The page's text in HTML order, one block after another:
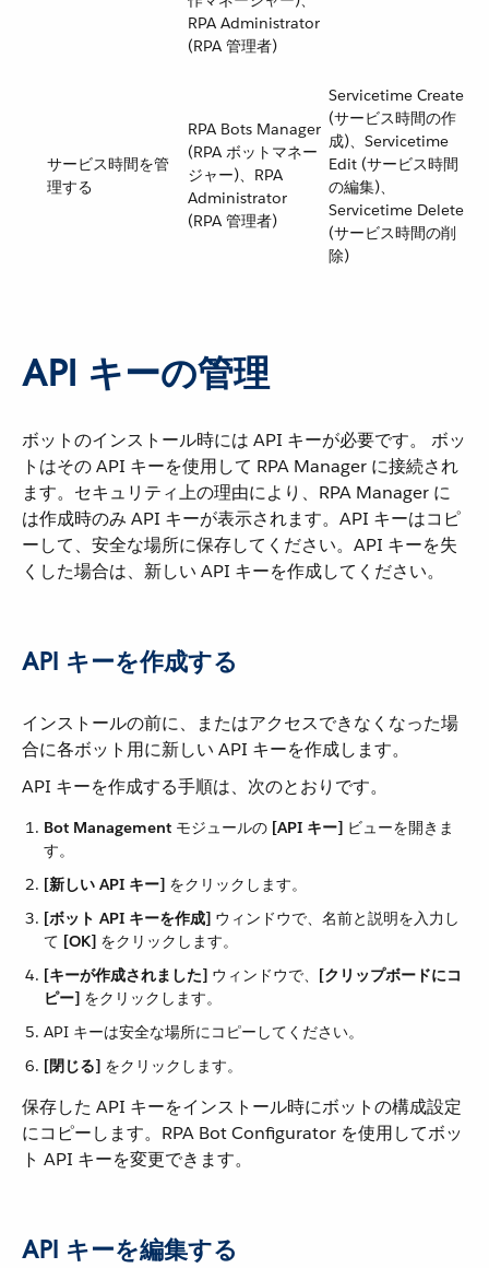
RPA Administrator
(RPA 管理者)
サービス時間を管
理する
RPA Bots Manager
(RPA ボットマネー
ジャー)、RPA
Administrator
(RPA 管理者)
Servicetime Create
(サービス時間の作
成)、Servicetime
Edit (サービス時間
の編集)、
Servicetime Delete
(サービス時間の削
除)
API キーの管理
ボットのインストール時には API キーが必要です。 ボッ
トはその API キーを使用して RPA Manager に接続され
ます。セキュリティ上の理由により、RPA Manager に
は作成時のみ API キーが表示されます。API キーはコピ
ーして、安全な場所に保存してください。API キーを失
くした場合は、新しい API キーを作成してください。
API キーを作成する
インストールの前に、またはアクセスできなくなった場
合に各ボット用に新しい API キーを作成します。
API キーを作成する手順は、次のとおりです。
Bot Management ​ モジュールの ​ [API キー] ​ ビューを開きま
す。
[新しい API キー] ​ をクリックします。
[ボット API キーを作成] ​ ウィンドウで、名前と説明を入力し
て ​ [OK] ​ をクリックします。
[キーが作成されました] ​ ウィンドウで、​ [クリップボードにコ
ピー] ​ をクリックします。
API キーは安全な場所にコピーしてください。
[閉じる] ​ をクリックします。
保存した API キーをインストール時にボットの構成設定
にコピーします。RPA Bot Configurator を使用してボッ
ト API キーを変更できます。
API キーを編集する